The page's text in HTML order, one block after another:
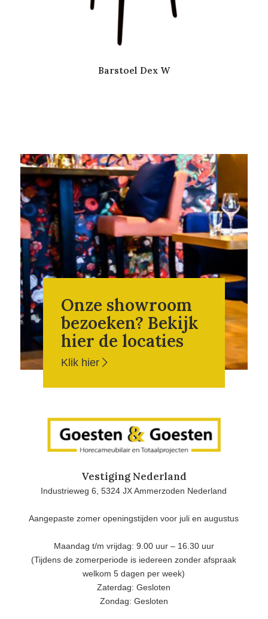
Barstoel Dex W
Onze showroom
bezoeken? Bekijk
hier de locaties
Klik hier
Vestiging Nederland
Industrieweg 6, 5324 JX Ammerzoden Nederland
Aangepaste zomer openingstijden voor juli en augustus
Maandag t/m vrijdag: 9.00 uur – 16.30 uur
(Tijdens de zomerperiode is iedereen zonder afspraak
welkom 5 dagen per week)
Zaterdag: Gesloten
Zondag: Gesloten